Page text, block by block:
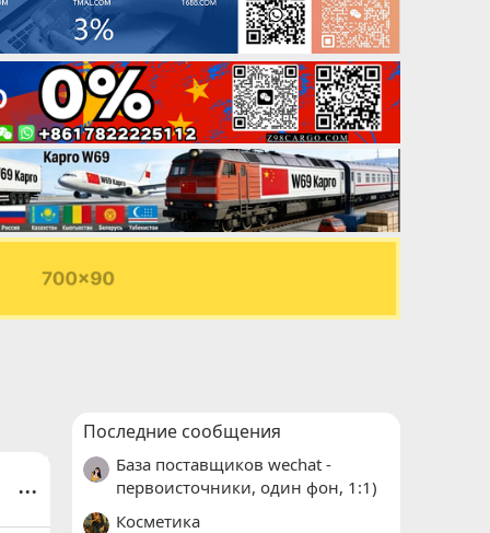
...
Последние сообщения
База поставщиков wechat -
первоисточники, один фон, 1:1)
Косметика